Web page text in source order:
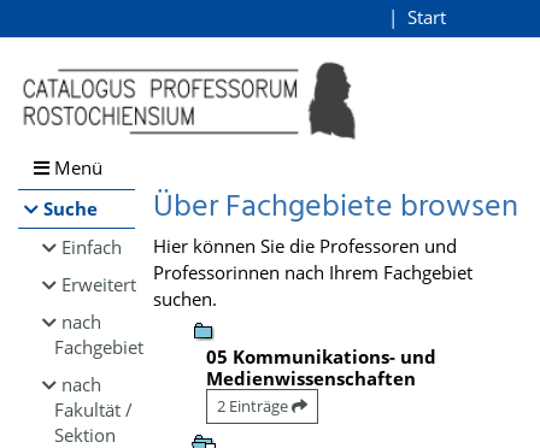
Browsen
direkt zum Inhalt
Start
Menü
Suche
Einfach
Erweitert
nach
Fachgebiet
nach
Fakultät /
Sektion
Über Fachgebiete browsen
Hier können Sie die Professoren und
Professorinnen nach Ihrem Fachgebiet
suchen.
05 Kommunikations- und
Medienwissenschaften
2 Einträge